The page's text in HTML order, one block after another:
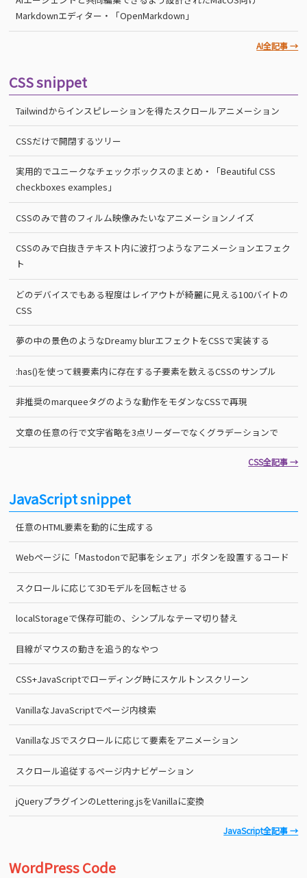
Markdownエディター・「OpenMarkdown」
AI全記事 →
CSS snippet
Tailwindからインスピレーションを得たスクロールアニメーション
CSSだけで開閉するツリー
実用的でユニークなチェックボックスのまとめ・「Beautiful CSS
checkboxes examples」
CSSのみで昔のフィルム映像みたいなアニメーションノイズ
CSSのみで白抜きテキスト内に波打つようなアニメーションエフェク
ト
どのデバイスでもある程度はレイアウトが綺麗に見える100バイトの
CSS
夢の中の景色のようなDreamy blurエフェクトをCSSで実装する
:has()を使って親要素内に存在する子要素を数えるCSSのサンプル
非推奨のmarqueeタグのような動作をモダンなCSSで再現
文章の任意の行で文字省略を3点リーダーでなくグラデーションで
CSS全記事 →
JavaScript snippet
任意のHTML要素を動的に生成する
Webページに「Mastodonで記事をシェア」ボタンを設置するコード
スクロールに応じて3Dモデルを回転させる
localStorageで保存可能の、シンプルなテーマ切り替え
目線がマウスの動きを追う的なやつ
CSS+JavaScriptでローディング時にスケルトンスクリーン
VanillaなJavaScriptでページ内検索
VanillaなJSでスクロールに応じて要素をアニメーション
スクロール追従するページ内ナビゲーション
jQueryプラグインのLettering.jsをVanillaに変換
JavaScript全記事 →
WordPress Code